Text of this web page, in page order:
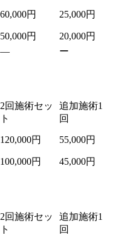
60,000円 25,000円
50,000円
20,000円
― ー
2回施術セッ
ト
追加施術1
回
120,000円 55,000円
100,000円 45,000円
2回施術セッ
ト
追加施術1
回